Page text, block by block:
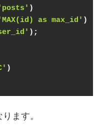
)
as max_id' )
);
)
ます。